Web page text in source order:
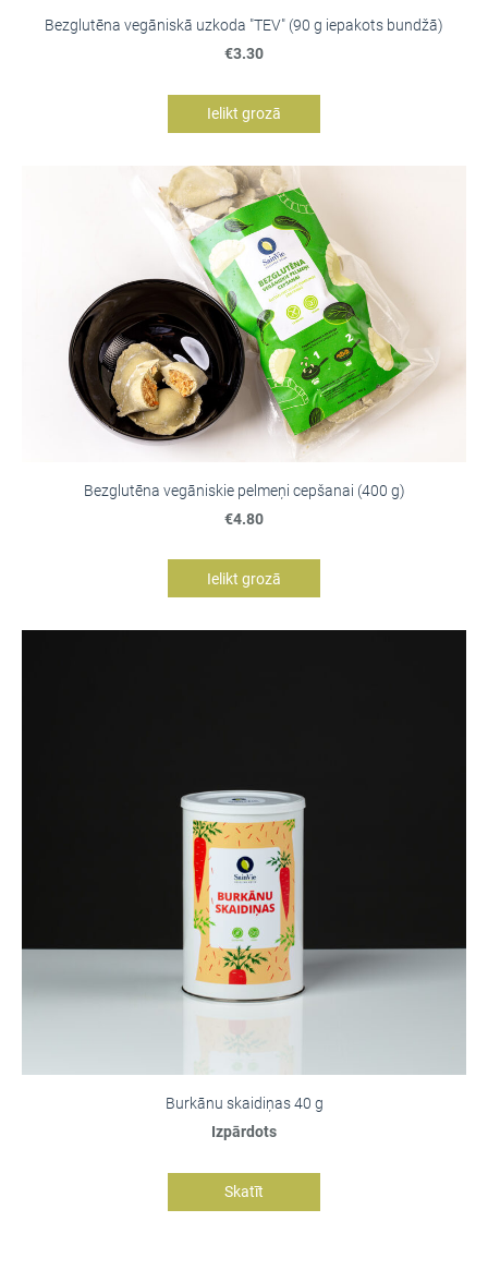
Bezglutēna vegāniskā uzkoda "TEV" (90 g iepakots bundžā)
€3.30
Ielikt grozā
Bezglutēna vegāniskie pelmeņi cepšanai (400 g)
€4.80
Ielikt grozā
Burkānu skaidiņas 40 g
Izpārdots
Skatīt